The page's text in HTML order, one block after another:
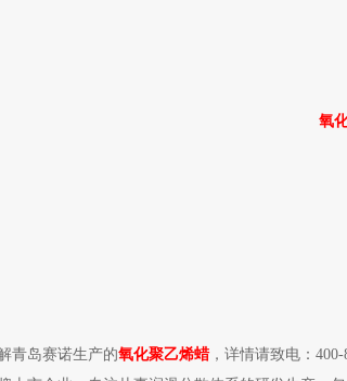
氧
岛赛诺生产的氧化聚乙烯蜡，详情请致电：